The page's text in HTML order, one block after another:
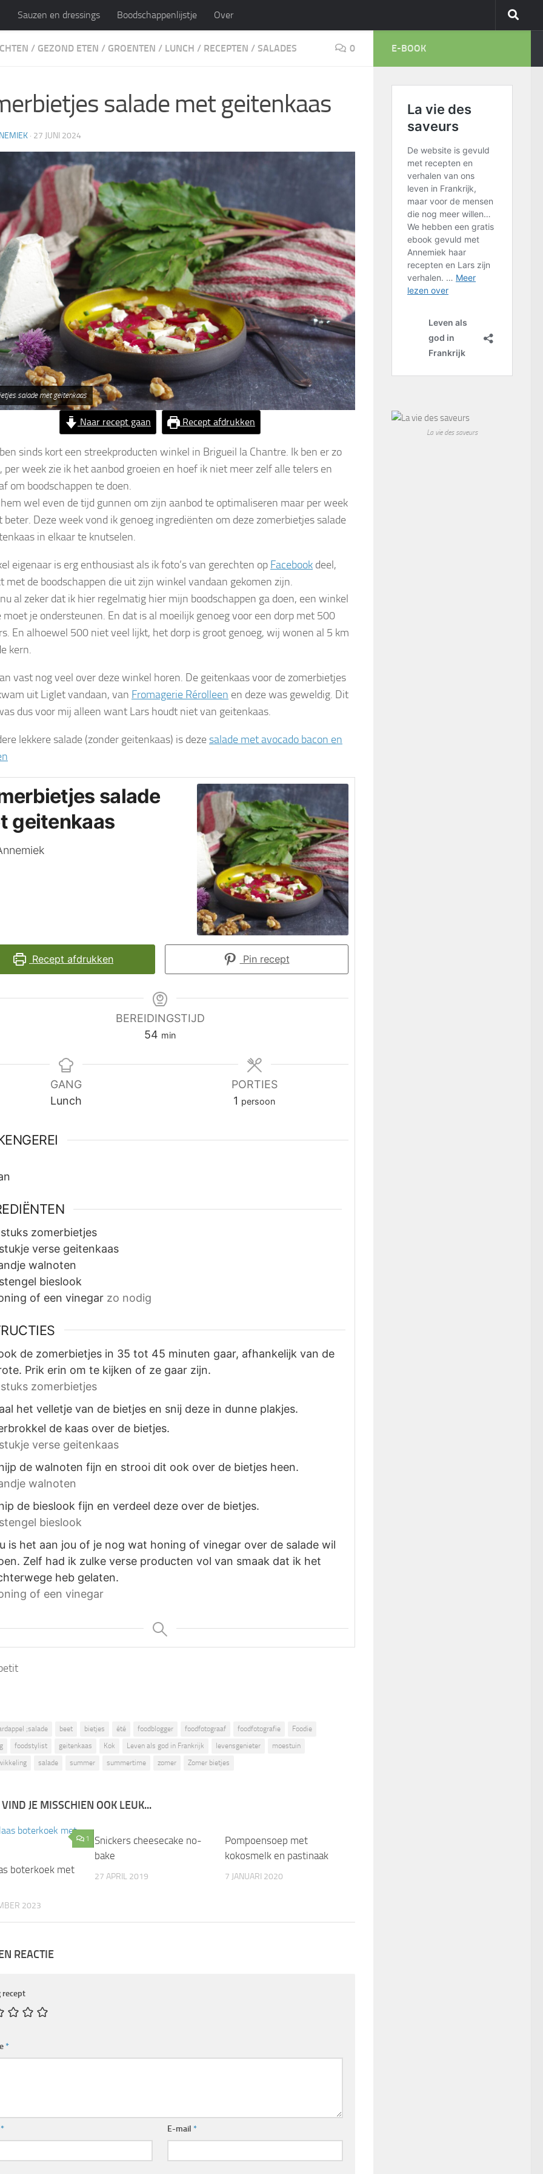
Sauzen en dressings Boodschappenlijstje Over
/ GEZOND ETEN / GROENTEN / LUNCH / RECEPTEN / SALADES 0
salade met geitenkaas
· 27 JUNI 2024
salade met geitenkaas
Naar recept gaan Recept afdrukken
sinds kort een streekproducten winkel in Brigueil la Chantre. Ik ben er zo
per week zie ik het aanbod groeien en hoef ik niet meer zelf alle telers en
om boodschappen te doen.
wel even de tijd gunnen om zijn aanbod te optimaliseren maar per week
beter. Deze week vond ik genoeg ingrediënten om deze zomerbietjes salade
in elkaar te knutselen.
eigenaar is erg enthousiast als ik foto’s van gerechten op Facebook deel,
met de boodschappen die uit zijn winkel vandaan gekomen zijn.
al zeker dat ik hier regelmatig hier mijn boodschappen ga doen, een winkel
moet je ondersteunen. En dat is al moeilijk genoeg voor een dorp met 500
En alhoewel 500 niet veel lijkt, het dorp is groot genoeg, wij wonen al 5 km
kern.
vast nog veel over deze winkel horen. De geitenkaas voor de zomerbietjes
uit Liglet vandaan, van Fromagerie Rérolleen en deze was geweldig. Dit
dus voor mij alleen want Lars houdt niet van geitenkaas.
lekkere salade (zonder geitenkaas) is deze salade met avocado bacon en
salade
geitenkaas
Recept afdrukken Pin recept
BEREIDINGSTIJD
54 minuten
min
GANG
Lunch
PORTIES
1 persoon
stuks zomerbietjes
verse geitenkaas
walnoten
bieslook
of een vinegar zo nodig
de zomerbietjes in 35 tot 45 minuten gaar, afhankelijk van de
Prik erin om te kijken of ze gaar zijn.
zomerbietjes
het velletje van de bietjes en snij deze in dunne plakjes.
de kaas over de bietjes.
verse geitenkaas
de walnoten fijn en strooi dit ook over de bietjes heen.
walnoten
de bieslook fijn en verdeel deze over de bietjes.
bieslook
is het aan jou of je nog wat honing of vinegar over de salade wil
Zelf had ik zulke verse producten vol van smaak dat ik het
heb gelaten.
of een vinegar
;salade beet bietjes été foodblogger foodfotograaf foodfotografie
Foodie
foodstylist geitenkaas Kok Leven als god in Frankrijk levensgenieter
moestuin
salade summer summertime zomer Zomer bietjes
JE MISSCHIEN OOK LEUK...
1
boterkoek met
2023
Snickers cheesecake no-
bake
27 APRIL 2019
Pompoensoep met
kokosmelk en pastinaak
7 JANUARI 2020
REACTIE
recept
*
* E-mail*
E-BOOK
La vie des saveurs